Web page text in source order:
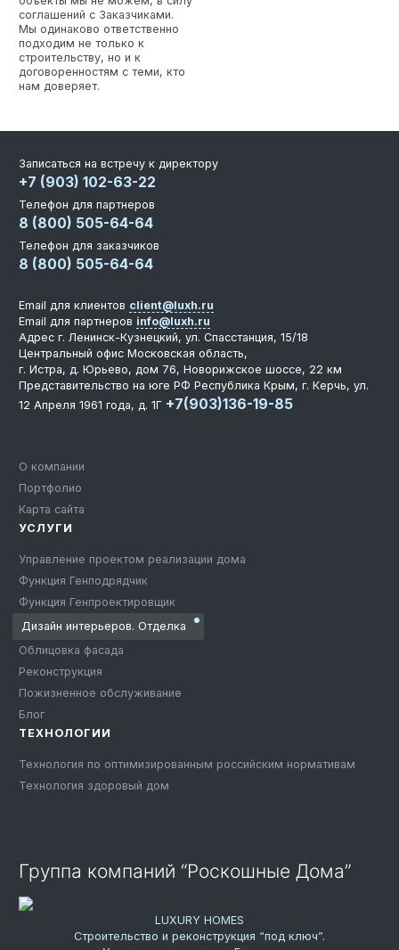
соглашений с Заказчиками.
Мы одинаково ответственно
подходим не только к
строительству, но и к
договоренностям с теми, кто
нам доверяет.
Записаться на встречу к директору
+7 (903) 102-63-22
Телефон для партнеров
8 (800) 505-64-64
Телефон для заказчиков
8 (800) 505-64-64
О компании
Портфолио
Карта сайта
УСЛУГИ
Управление проектом реализации дома
Функция Генподрядчик
Функция Генпроектировщик
Дизайн интерьеров. Отделка
Облицовка фасада
Реконструкция
Пожизненное обслуживание
Блог
ТЕХНОЛОГИИ
Технология по оптимизированным российским нормативам
Технология здоровый дом
Email для клиентов client@luxh.ru
Email для партнеров info@luxh.ru
Адрес г. Ленинск-Кузнецкий, ул. Спасстанция, 15/18
Центральный офис Московская область,
г. Истра, д. Юрьево, дом 76, Новорижское шоссе, 22 км
Представительство на юге РФ Республика Крым, г. Керчь, ул.
12 Апреля 1961 года, д. 1Г +7(903)136-19-85
Группа компаний “Роскошные Дома”
LUXURY HOMES
Строительство и реконструкция “под ключ”.